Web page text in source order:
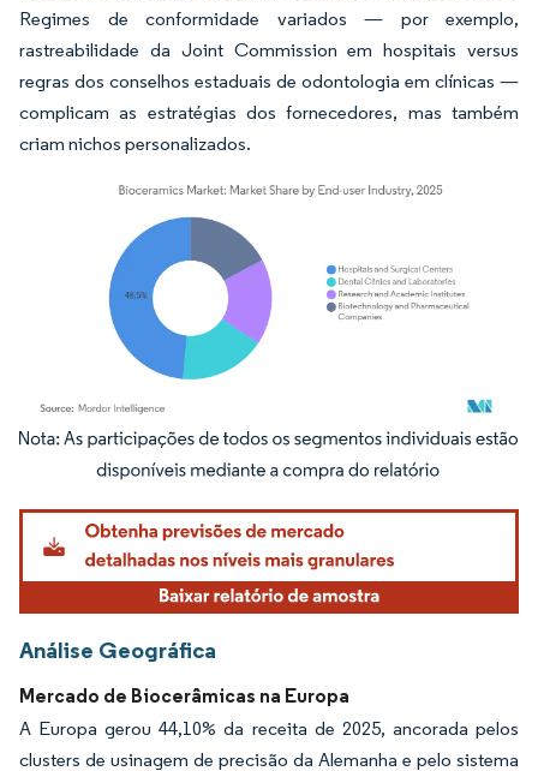
Regimes de conformidade variados — por exemplo,
rastreabilidade da Joint Commission em hospitais versus
regras dos conselhos estaduais de odontologia em clínicas —
complicam as estratégias dos fornecedores, mas também
criam nichos personalizados.
Imagem © Mordor Intelligence. O reuso requer atribuição conforme CC BY 4.0.
Análise Geográfica
Mercado de Biocerâmicas na Europa
A Europa gerou 44,10% da receita de 2025, ancorada pelos
clusters de usinagem de precisão da Alemanha e pelo sistema